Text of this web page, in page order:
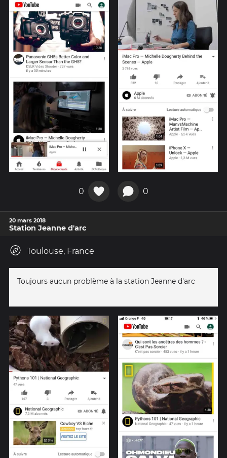
0 0
20 mars 2018
Station Jeanne d'arc
Toulouse, France
Toujours aucun problème à la station Jeanne d'arc